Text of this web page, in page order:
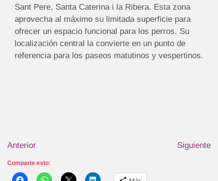
Sant Pere, Santa Caterina i la Ribera. Esta zona
aprovecha al máximo su limitada superficie para
ofrecer un espacio funcional para los perros. Su
localización central la convierte en un punto de
referencia para los paseos matutinos y vespertinos.
Anterior Siguiente
Comparte esto: